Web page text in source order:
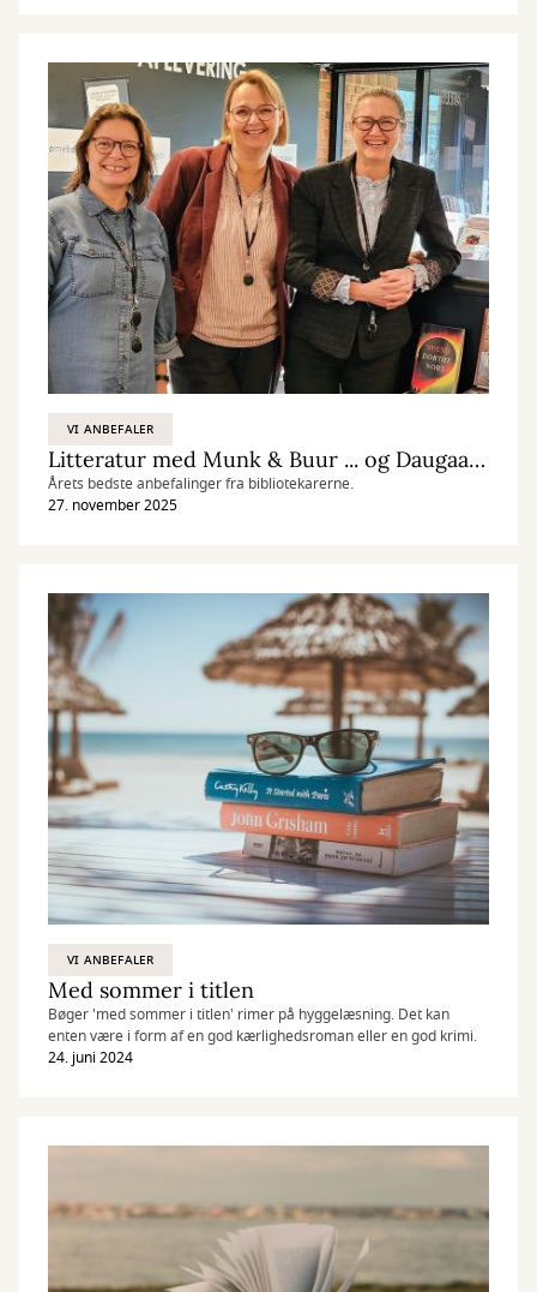
VI ANBEFALER
Litteratur med Munk & Buur ... og Daugaard
Årets bedste anbefalinger fra bibliotekarerne.
27. november 2025
VI ANBEFALER
Med sommer i titlen
Bøger 'med sommer i titlen' rimer på hyggelæsning. Det kan
enten være i form af en god kærlighedsroman eller en god krimi.
24. juni 2024